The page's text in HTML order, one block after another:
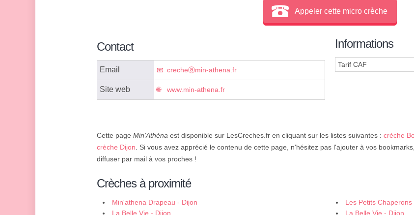
Appeler cette micro crèche
Contact
Email crecheⓐmin-athena.fr
Site web www.min-athena.fr
Informations
Tarif CAF
Cette page Min'Athéna est disponible sur LesCreches.fr en cliquant sur les listes suivantes : crèche
crèche Dijon. Si vous avez apprécié le contenu de cette page, n'hésitez pas l'ajouter à vos
diffuser par mail à vos proches !
Crèches à proximité
Min'athena Drapeau - Dijon
Les Petits
La Belle Vie - Dijon
La Belle Vie - Dijon